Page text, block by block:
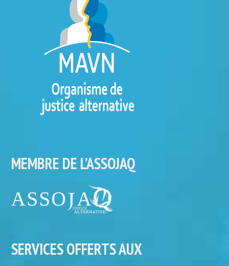
MEMBRE DE L’ASSOJAQ
SERVICES OFFERTS AUX